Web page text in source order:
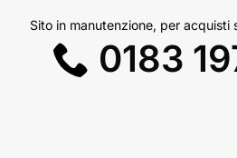
Sito in manutenzione, per acquisti
0183